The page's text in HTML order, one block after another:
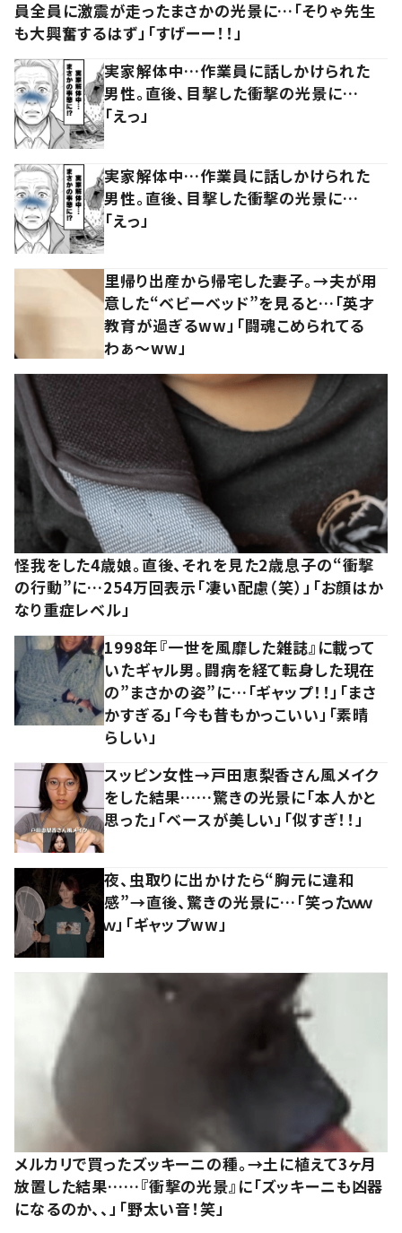
員全員に激震が走ったまさかの光景に…「そりゃ先生
も大興奮するはず」「すげーー！！」
実家解体中…作業員に話しかけられた
男性。直後、目撃した衝撃の光景に…
「えっ」
実家解体中…作業員に話しかけられた
男性。直後、目撃した衝撃の光景に…
「えっ」
里帰り出産から帰宅した妻子。→夫が用
意した“ベビーベッド”を見ると…「英才
教育が過ぎるww」「闘魂こめられてる
わぁ～ww」
怪我をした4歳娘。直後、それを見た2歳息子の“衝撃
の行動”に…254万回表示「凄い配慮（笑）」「お顔はか
なり重症レベル」
1998年『一世を風靡した雑誌』に載って
いたギャル男。闘病を経て転身した現在
の”まさかの姿”に…「ギャップ！！」「まさ
かすぎる」「今も昔もかっこいい」「素晴
らしい」
スッピン女性→戸田恵梨香さん風メイク
をした結果……驚きの光景に「本人かと
思った」「ベースが美しい」「似すぎ！！」
夜、虫取りに出かけたら“胸元に違和
感”→直後、驚きの光景に…「笑ったｗｗ
ｗ」「ギャップww」
メルカリで買ったズッキーニの種。→土に植えて3ヶ月
放置した結果……『衝撃の光景』に「ズッキーニも凶器
になるのか、、」「野太い音！笑」